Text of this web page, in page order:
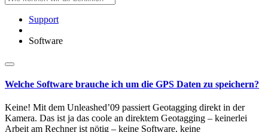
Support
Software
Welche Software brauche ich um die GPS Daten zu speichern?
Keine! Mit dem Unleashed’09 passiert Geotagging direkt in der
Kamera. Das ist ja das coole an direktem Geotagging – keinerlei
Arbeit am Rechner ist nötig – keine Software, keine